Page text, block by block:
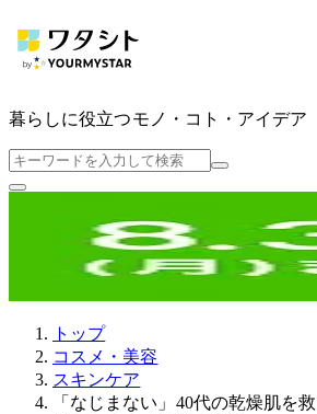
暮らしに役立つモノ・コト・アイデア
トップ
コスメ・美容
スキンケア
「なじまない」40代の乾燥肌を